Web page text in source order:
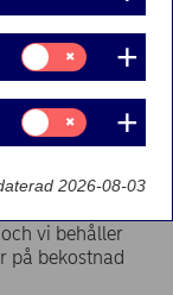
mot en
fortsätter att
är
vi behåller
på bekostnad
Samtycke
för:
Statistik
Samtycke
för:
Marknadsföring
2026-08-03